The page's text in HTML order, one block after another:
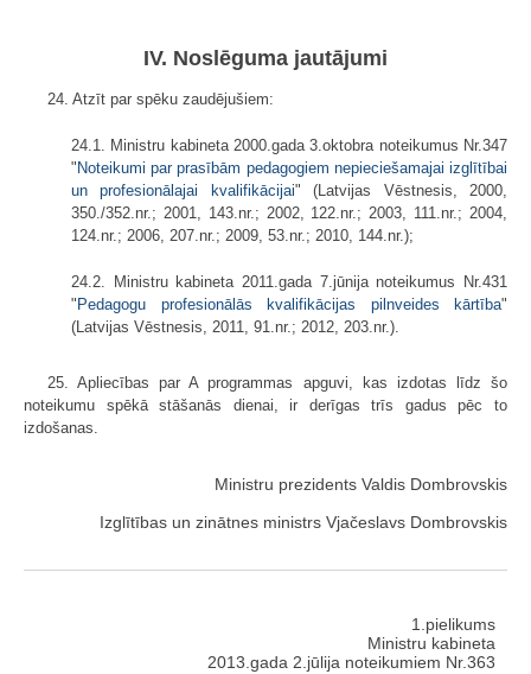
IV. Noslēguma jautājumi
24. Atzīt par spēku zaudējušiem:
24.1. Ministru kabineta 2000.gada 3.oktobra noteikumus Nr.347
"Noteikumi par prasībām pedagogiem nepieciešamajai izglītībai
un profesionālajai kvalifikācijai" (Latvijas Vēstnesis, 2000,
350./352.nr.; 2001, 143.nr.; 2002, 122.nr.; 2003, 111.nr.; 2004,
124.nr.; 2006, 207.nr.; 2009, 53.nr.; 2010, 144.nr.);
24.2. Ministru kabineta 2011.gada 7.jūnija noteikumus Nr.431
"Pedagogu profesionālās kvalifikācijas pilnveides kārtība"
(Latvijas Vēstnesis, 2011, 91.nr.; 2012, 203.nr.).
25. Apliecības par A programmas apguvi, kas izdotas līdz šo
noteikumu spēkā stāšanās dienai, ir derīgas trīs gadus pēc to
izdošanas.
Ministru prezidents Valdis Dombrovskis
Izglītības un zinātnes ministrs Vjačeslavs Dombrovskis
1.pielikums
Ministru kabineta
2013.gada 2.jūlija noteikumiem Nr.363